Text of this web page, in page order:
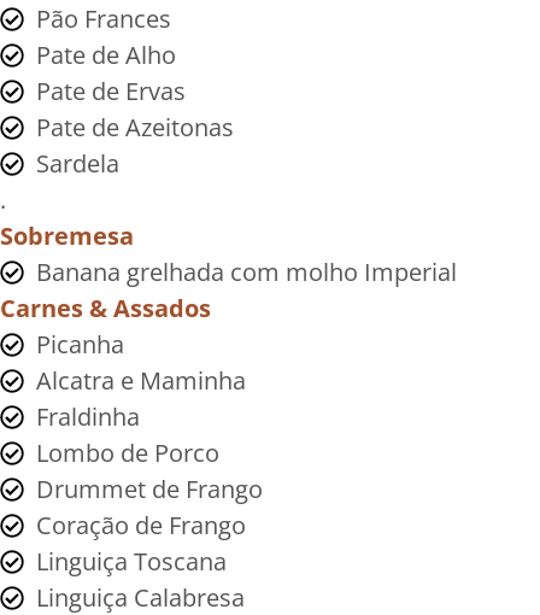
Pão Frances
Pate de Alho
Pate de Ervas
Pate de Azeitonas
Sardela
.
Sobremesa
Banana grelhada com molho Imperial
Carnes & Assados
Picanha
Alcatra e Maminha
Fraldinha
Lombo de Porco
Drummet de Frango
Coração de Frango
Linguiça Toscana
Linguiça Calabresa